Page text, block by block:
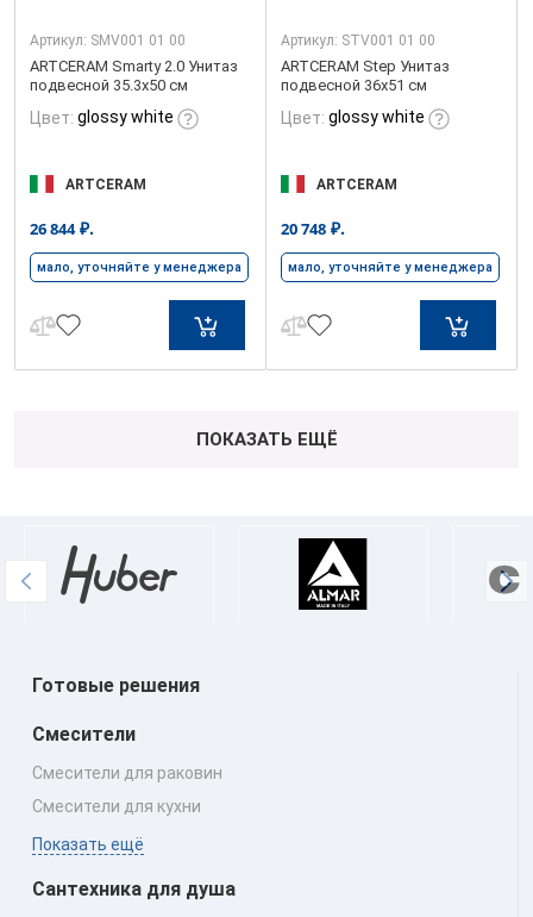
Артикул: SMV001 01 00
ARTCERAM Smarty 2.0 Унитаз
подвесной 35.3x50 см
Цвет: glossy white
ARTCERAM
26 844₽.
мало, уточняйте у менеджера
Артикул: STV001 01 00
ARTCERAM Step Унитаз
подвесной 36х51 см
Цвет: glossy white
ARTCERAM
20 748 ₽.
мало, уточняйте у менеджера
ПОКАЗАТЬ ЕЩЁ
Готовые решения
Смесители
Смесители для раковин
Смесители для кухни
Показать ещё
Сантехника для душа